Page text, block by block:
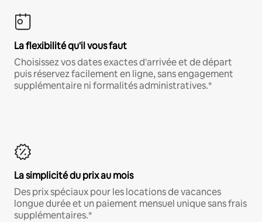
La flexibilité qu'il vous faut
Choisissez vos dates exactes d'arrivée et de départ
puis réservez facilement en ligne, sans engagement
supplémentaire ni formalités administratives.*
La simplicité du prix au mois
Des prix spéciaux pour les locations de vacances
longue durée et un paiement mensuel unique sans frais
supplémentaires.*